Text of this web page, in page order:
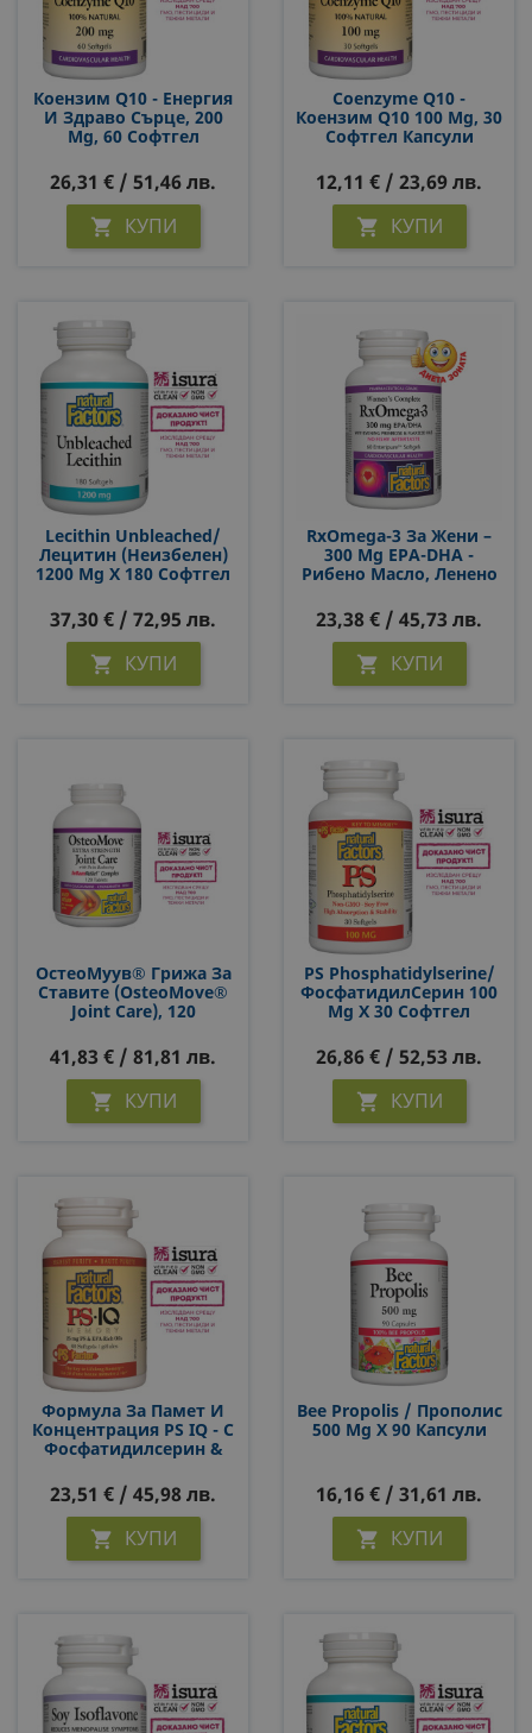
Коензим Q10 - Енергия
И Здраво Сърце, 200
Mg, 60 Софтгел
26,31 € / 51,46 лв.
 КУПИ
Coenzyme Q10 -
Коензим Q10 100 Mg, 30
Софтгел Капсули
12,11 € / 23,69 лв.
 КУПИ
Lecithin Unbleached/
Лецитин (неизбелен)
1200 Mg Х 180 Софтгел
37,30 € / 72,95 лв.
 КУПИ
RxOmega-3 За Жени –
300 Mg EPA-DHA -
Рибено Масло, Ленено
Вечерна Иглика, 60
Софтгел Капсули
23,38 € / 45,73 лв.
 КУПИ
ОстеоМуув® Грижа За
Ставите (OsteoMove®
Joint Care), 120
41,83 € / 81,81 лв.
 КУПИ
PS Phosphatidylserine/
ФосфатидилСерин 100
Mg Х 30 Софтгел
26,86 € / 52,53 лв.
 КУПИ
Формула За Памет И
Концентрация PS IQ - С
Фосфатидилсерин &
Иглика И Риба Тон, 60
Софтгел Капсули
23,51 € / 45,98 лв.
 КУПИ
Bee Propolis / Прополис
500 Mg Х 90 Капсули
16,16 € / 31,61 лв.
 КУПИ